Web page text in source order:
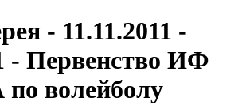
- 11.11.2011 -
- Первенство ИФ
волейболу